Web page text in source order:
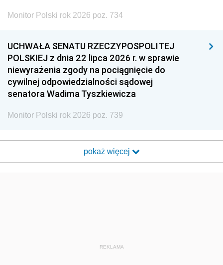
Monitor Polski rok 2026 poz. 734
UCHWAŁA SENATU RZECZYPOSPOLITEJ
POLSKIEJ z dnia 22 lipca 2026 r. w sprawie
niewyrażenia zgody na pociągnięcie do
cywilnej odpowiedzialności sądowej
senatora Wadima Tyszkiewicza
Monitor Polski rok 2026 poz. 739
pokaż więcej
REKLAMA